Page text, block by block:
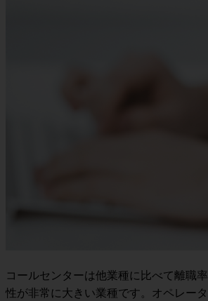
コールセンターは他業種に比べて離職
性が非常に大きい業種です。オペレータ